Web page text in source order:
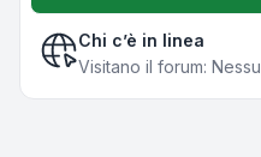
Chi c’è in linea
Visitano il forum: